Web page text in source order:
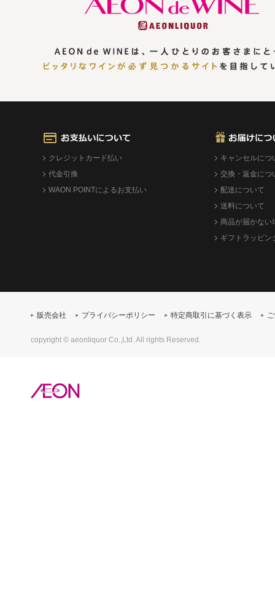
クレジットカード払い
代金引換
WAON POINTによるお支払い
キャンセルにつ
交換・返金につ
配送について
送料について
商品が届かない
ギフトラッピン
販売会社 プライバシーポリシー 特定商取引に基づく表示
copyright © aeonliquor Co.,Ltd. All rights Reserved.